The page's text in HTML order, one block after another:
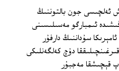
ئەلچىسى جون بالتوننىڭ
ئىمبارگو مەسىلىسىنى
سۇداننىڭ دارفۇر
قىرغىنچىلىققا دۇچ كەلگەنلىكى
قېچىشقا مەجبۇر